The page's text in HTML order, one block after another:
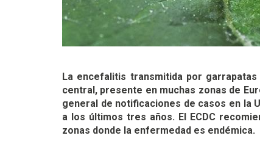
La encefalitis transmitida por
central, presente en muchas zonas de
general de notificaciones de casos en la
a los últimos tres años. El ECDC
zonas donde la enfermedad es endémica.